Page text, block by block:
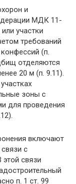
и
МДК 11-
участки
требований
(п.
отделяются
20 м (п. 9.11).
зоны с
для проведения
включают
с
связи
п. 1 ст. 99